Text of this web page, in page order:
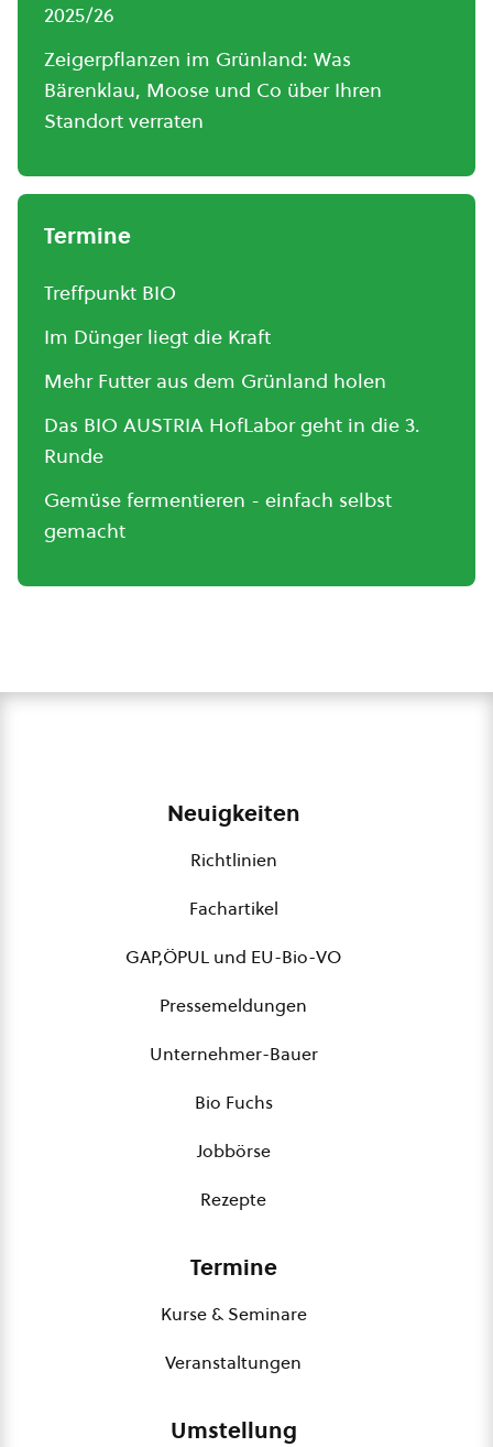
2025/26
Zeigerpflanzen im Grünland: Was
Bärenklau, Moose und Co über Ihren
Standort verraten
Termine
Treffpunkt BIO
Im Dünger liegt die Kraft
Mehr Futter aus dem Grünland holen
Das BIO AUSTRIA HofLabor geht in die 3.
Runde
Gemüse fermentieren - einfach selbst
gemacht
Neuigkeiten
Richtlinien
Fachartikel
GAP,ÖPUL und EU-Bio-VO
Pressemeldungen
Unternehmer-Bauer
Bio Fuchs
Jobbörse
Rezepte
Termine
Kurse & Seminare
Veranstaltungen
Umstellung